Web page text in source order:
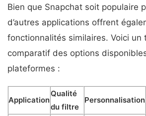
Bien que Snapchat soit populaire
d’autres applications offrent
fonctionnalités similaires. Voici un
comparatif des options
plateformes :
Application
Qualité
du filtre
Personnalisation